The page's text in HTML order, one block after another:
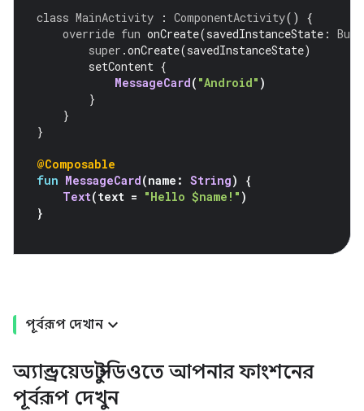
class MainActivity : ComponentActivity()
{
override fun onCreate(savedInstanceState :
super .onCreate(savedInstanceState)
setContent {
MessageCard( "Android" )
}
}
}
@Composable
fun MessageCard(name : String)
{
Text(text = "Hello $name!" )
}
পূর্বরূপ দেখান
অ্যান্ড্রয়েড স্টুডিওতে আপনার ফাংশনের
পূর্বরূপ দেখুন